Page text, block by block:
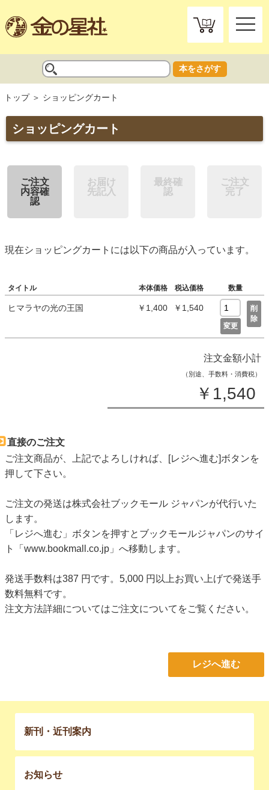
toggle
本をさがす
トップ ショッピングカート
ショッピングカート
ご注文
内容確
認
お届け
先記入
最終確
認
ご注文
完了
現在ショッピングカートには以下の商品が入っています。
タイトル 本体価格 税込価格 数量
ヒマラヤの光の王国 ￥1,400 ￥1,540
変更
削
除
注文金額小計
（別途、手数料・消費税）
￥1,540
直接のご注文
ご注文商品が、上記でよろしければ、[レジへ進む]ボタンを
押して下さい。
ご注文の発送は株式会社ブックモール ジャパンが代行いた
します。
「レジへ進む」ボタンを押すとブックモールジャパンのサイ
ト「www.bookmall.co.jp」へ移動します。
発送手数料は387 円です。5,000 円以上お買い上げで発送手
数料無料です。
注文方法詳細についてはご注文について をご覧ください。
レジへ進む
新刊・近刊案内
お知らせ